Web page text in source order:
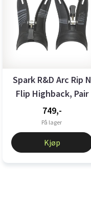
Spark R&D Arc Rip N
Flip Highback, Pair
Black
749,-
På lager
Kjøp